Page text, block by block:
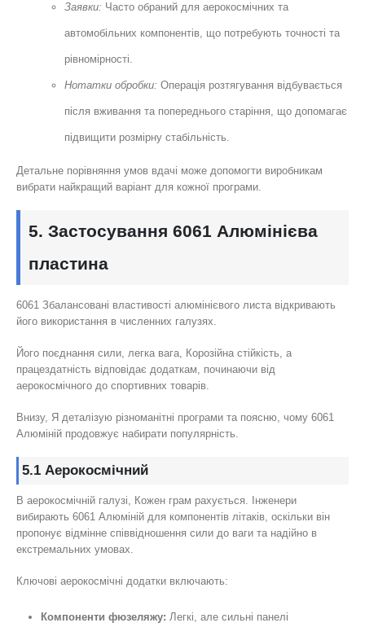
Заявки: Часто обраний для аерокосмічних та
автомобільних компонентів, що потребують точності та
рівномірності.
Нотатки обробки: Операція розтягування відбувається
після вживання та попереднього старіння, що допомагає
підвищити розмірну стабільність.
Детальне порівняння умов вдачі може допомогти виробникам
вибрати найкращий варіант для кожної програми.
5. Застосування 6061 Алюмінієва
пластина
6061 Збалансовані властивості алюмінієвого листа відкривають
його використання в численних галузях.
Його поєднання сили, легка вага, Корозійна стійкість, а
працездатність відповідає додаткам, починаючи від
аерокосмічного до спортивних товарів.
Внизу, Я деталізую різноманітні програми та поясню, чому 6061
Алюміній продовжує набирати популярність.
5.1 Аерокосмічний
В аерокосмічній галузі, Кожен грам рахується. Інженери
вибирають 6061 Алюміній для компонентів літаків, оскільки він
пропонує відмінне співвідношення сили до ваги та надійно в
екстремальних умовах.
Ключові аерокосмічні додатки включають:
Компоненти фюзеляжу: Легкі, але сильні панелі